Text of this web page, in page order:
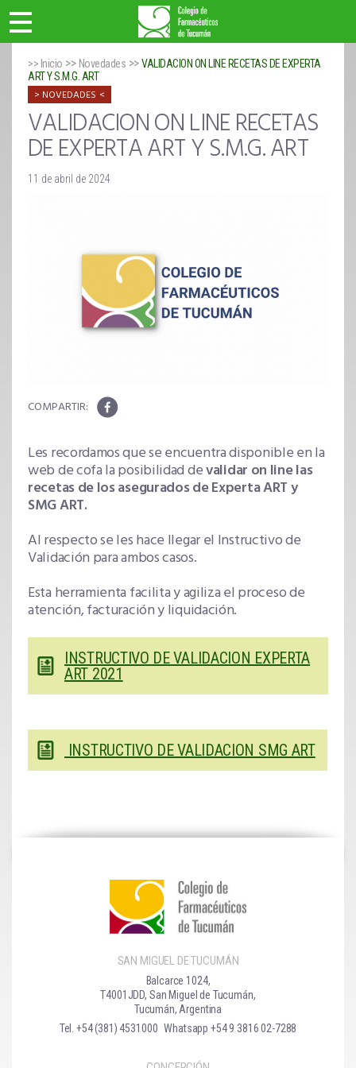
>> Inicio >> Novedades >>VALIDACION ON LINE RECETAS DE EXPERTA
ART Y S.M.G. ART
NOVEDADES
VALIDACION ON LINE RECETAS
DE EXPERTA ART Y S.M.G. ART
11 de abril de 2024
Les recordamos que se encuentra disponible en la
web de cofa la posibilidad devalidar on line las
recetas de los asegurados deExperta ART y
SMG ART.
Al respecto se les hace llegar el Instructivo de
Validación para ambos casos.
Esta herramienta facilita y agiliza el proceso de
atención, facturación y liquidación.
INSTRUCTIVO DE VALIDACION EXPERTA
ART 2021
INSTRUCTIVO DE VALIDACION SMG ART
SAN MIGUEL DE TUCUMÁN
Balcarce 1024,
T4001JDD, San Miguel de Tucumán,
Tucumán, Argentina
Tel. +54 (381) 4531000 Whatsapp +54 9 3816 02-7288